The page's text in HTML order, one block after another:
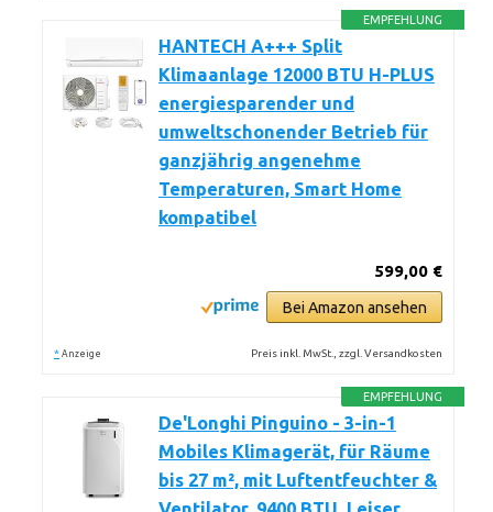
EMPFEHLUNG
HANTECH A+++ Split
Klimaanlage 12000 BTU H-PLUS
energiesparender und
umweltschonender Betrieb für
ganzjährig angenehme
Temperaturen, Smart Home
kompatibel
599,00 €
Bei Amazon ansehen
* Anzeige Preis inkl. MwSt., zzgl. Versandkosten
EMPFEHLUNG
De'Longhi Pinguino - 3-in-1
Mobiles Klimagerät, für Räume
bis 27 m², mit Luftentfeuchter &